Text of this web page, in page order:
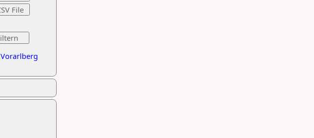
Vorarlberg